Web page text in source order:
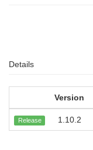
Details
Version
Release 1.10.2